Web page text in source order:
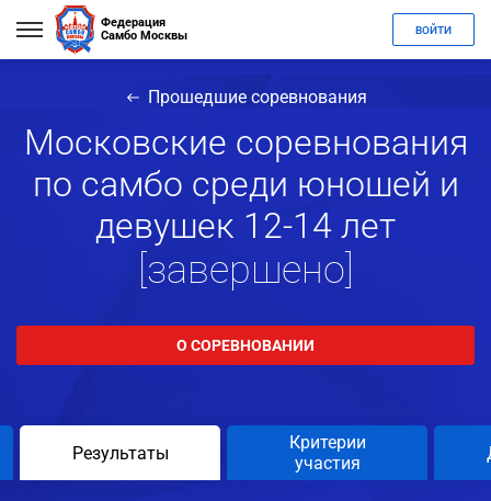
Федерация
Самбо Москвы
ВОЙТИ
Прошедшие соревнования
Московские соревнования
по самбо среди юношей и
девушек 12-14 лет
[завершено]
О СОРЕВНОВАНИИ
Результаты
Критерии
участия